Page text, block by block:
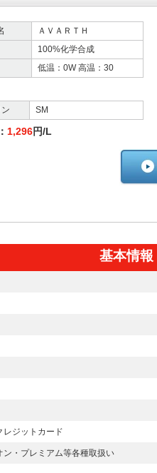
ＡＶＡＲＴＨ
100%化学合成
低温：0W 高温：30
SM
1,296円/L
基本情報
レジットカード
ン・プレミアム等各種取扱い